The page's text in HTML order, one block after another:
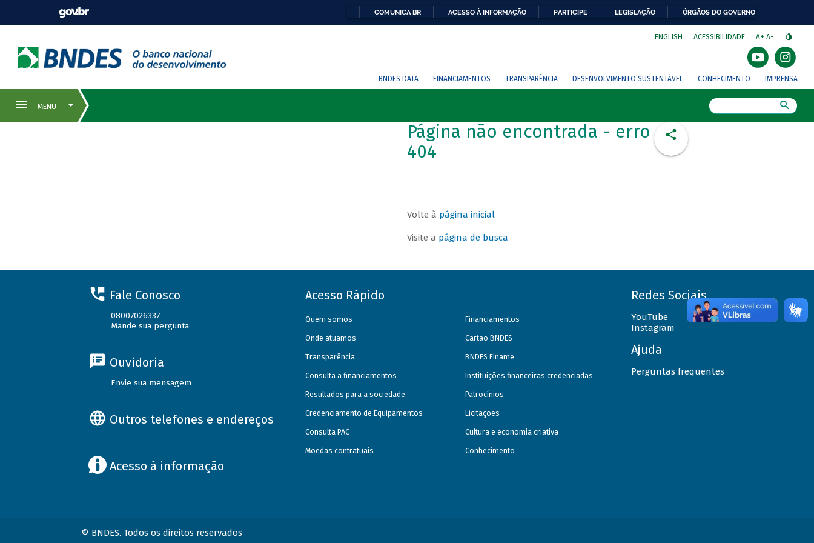
COMUNICA BR ACESSO À INFORMAÇÃO PARTICIPE LEGISLAÇÃO ÓRGÃOS DO GOVERNO
ENGLISH ACESSIBILIDADE A+ A-
BNDES DATA FINANCIAMENTOS TRANSPARÊNCIA DESENVOLVIMENTO SUSTENTÁVEL CONHECIMENTO IMPRENSA
Página não encontrada - erro
404
Volte à página inicial
Visite a página de busca
Fale Conosco
08007026337
Mande sua pergunta
Ouvidoria
Envie sua mensagem
Outros telefones e endereços
Acesso à informação
Acesso Rápido
Quem somos
Onde atuamos
Transparência
Consulta a financiamentos
Resultados para a sociedade
Credenciamento de Equipamentos
Consulta PAC
Moedas contratuais
Financiamentos
Cartão BNDES
BNDES Finame
Instituições financeiras credenciadas
Patrocínios
Licitações
Cultura e economia criativa
Conhecimento
Redes Sociais
YouTube
Instagram
Ajuda
Perguntas frequentes
© BNDES. Todos os direitos reservados